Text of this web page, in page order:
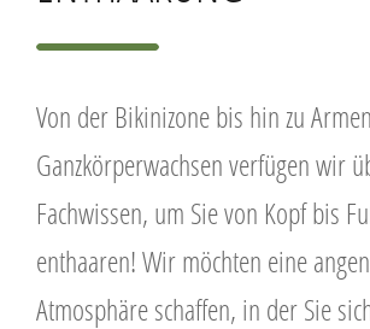
Von der Bikinizone bis hin zu
Ganzkörperwachsen verfügen wir
Fachwissen, um Sie von Kopf bis
enthaaren! Wir möchten eine
Atmosphäre schaffen, in der Sie